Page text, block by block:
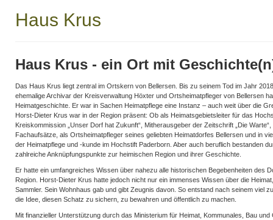
Haus Krus
Haus Krus - ein Ort mit
Das Haus Krus liegt zentral im Ortskern von Bellersen. Bis zu seinem Tod im Jahr
ehemalige Archivar der Kreisverwaltung Höxter und Ortsheimatpfleger von Bellersen
Heimatgeschichte. Er war in Sachen Heimatpflege eine Instanz – auch weit über die
Horst-Dieter Krus war in der Region präsent: Ob als Heimatsgebietsleiter für das
Kreiskommission „Unser Dorf hat Zukunft“, Mitherausgeber der Zeitschrift „Die
Fachaufsätze, als Ortsheimatpfleger seines geliebten Heimatdorfes Bellersen und in
der Heimatpflege und -kunde im Hochstift Paderborn. Aber auch beruflich bestanden
zahlreiche Anknüpfungspunkte zur heimischen Region und ihrer Geschichte.
Er hatte ein umfangreiches Wissen über nahezu alle historischen Begebenheiten des
Region. Horst-Dieter Krus hatte jedoch nicht nur ein immenses Wissen über die
Sammler. Sein Wohnhaus gab und gibt Zeugnis davon. So entstand nach seinem viel
die Idee, diesen Schatz zu sichern, zu bewahren und öffentlich zu machen.
Mit finanzieller Unterstützung durch das Ministerium für Heimat, Kommunales, Bau